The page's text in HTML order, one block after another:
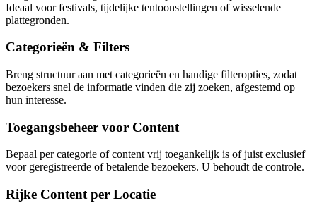
Ideaal voor festivals, tijdelijke tentoonstellingen of wisselende
plattegronden.
Categorieën & Filters
Breng structuur aan met categorieën en handige filteropties, zodat
bezoekers snel de informatie vinden die zij zoeken, afgestemd op
hun interesse.
Toegangsbeheer voor Content
Bepaal per categorie of content vrij toegankelijk is of juist exclusief
voor geregistreerde of betalende bezoekers. U behoudt de controle.
Rijke Content per Locatie